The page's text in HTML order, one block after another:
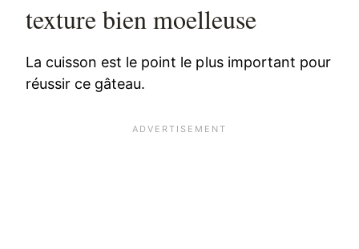
texture bien moelleuse
La cuisson est le point le plus important pour
réussir ce gâteau.